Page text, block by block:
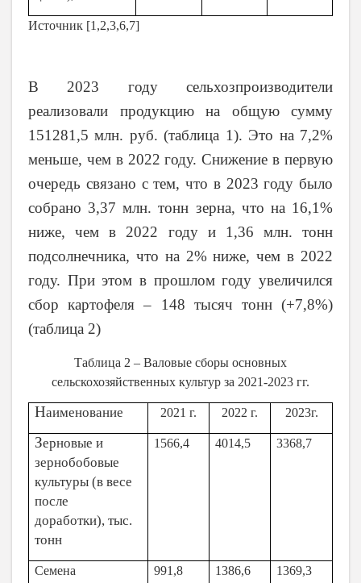
Источник [1,2,3,6,7]
В 2023 году сельхозпроизводители
реализовали продукцию на общую сумму
151281,5 млн. руб. (таблица 1). Это на 7,2%
меньше, чем в 2022 году. Снижение в первую
очередь связано с тем, что в 2023 году было
собрано 3,37 млн. тонн зерна, что на 16,1%
ниже, чем в 2022 году и 1,36 млн. тонн
подсолнечника, что на 2% ниже, чем в 2022
году. При этом в прошлом году увеличился
сбор картофеля – 148 тысяч тонн (+7,8%)
(таблица 2)
Таблица 2 – Валовые сборы основных
сельскохозяйственных культур за 2021-2023 гг.
Наименование 2021 г. 2022 г. 2023г.
Зерновые и
зернобобовые
культуры (в весе
после
доработки), тыс.
тонн
1566,4 4014,5 3368,7
Семена
991,8 1386,6 1369,3